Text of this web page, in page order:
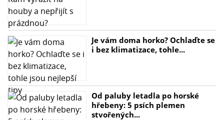
Je vám doma horko? Ochlaďte se
i bez klimatizace, tohle...
Od paluby letadla po horské
hřebeny: 5 psích plemen
stvořených...